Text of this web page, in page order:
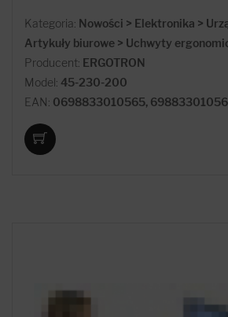
Kategoria: Nowości > Elektronika >
Artykuły biurowe > Uchwyty
Producent: ERGOTRON
Model: 45-230-200
EAN: 0698833010565,